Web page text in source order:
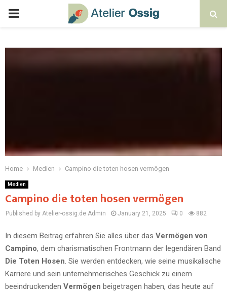
Home Medien Campino die toten hosen vermögen
Medien
Campino die toten hosen vermögen
Published by Atelier-ossig.de Admin January 21, 2025 0 882
In diesem Beitrag erfahren Sie alles über das Vermögen von
Campino, dem charismatischen Frontmann der legendären Band
Die Toten Hosen . Sie werden entdecken, wie seine musikalische
Karriere und sein unternehmerisches Geschick zu einem
beeindruckenden Vermögen beigetragen haben, das heute auf